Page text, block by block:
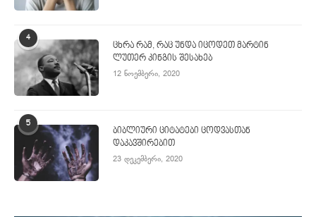
4
ცხრა რამ, რაც უნდა იცოდეთ მარტინ
ლუთერ კინგის შესახებ
12 ნოემბერი, 2020
5
ბიბლიური ციტატები ცოდვასთან
დაკავშირებით
23 დეკემბერი, 2020